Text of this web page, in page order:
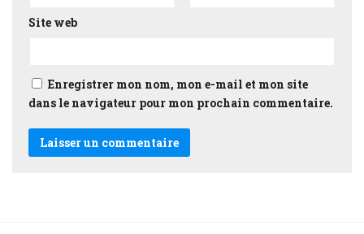
Site web
Enregistrer mon nom, mon e-mail et mon site
dans le navigateur pour mon prochain commentaire.